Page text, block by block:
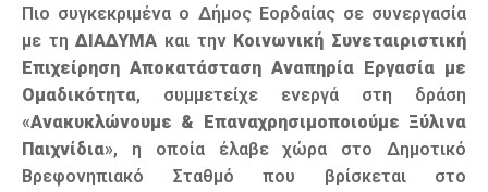
Πιο συγκεκριμένα ο Δήμος Εορδαίας σε συνεργασία
με τηΔΙΑΔΥΜΑ και την Κοινωνική Συνεταιριστική
Επιχείρηση Αποκατάσταση Αναπηρία Εργασία με
Ομαδικότητα, συμμετείχε ενεργά στη δράση
«Ανακυκλώνουμε & Επαναχρησιμοποιούμε Ξύλινα
Παιχνίδια», η οποία έλαβε χώρα στο Δημοτικό
Βρεφονηπιακό Σταθμό που βρίσκεται στο